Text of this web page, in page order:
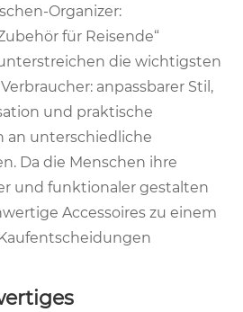
Organizer:
für Reisende“
die wichtigsten
anpassbarer Stil,
und praktische
an unterschiedliche
Da die Menschen ihre
und funktionaler gestalten
Accessoires zu einem